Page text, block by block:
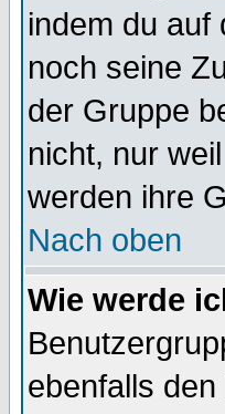
indem du auf
noch seine
der Gruppe
nicht, nur
werden ihre
Nach oben
Wie werde
ebenfalls